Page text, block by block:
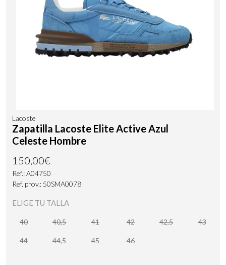
Lacoste
Zapatilla Lacoste Elite Active Azul
Celeste Hombre
150,00€
Ref.: A04750
Ref. prov.: 50SMA0078
ELIGE TU TALLA
40 40,5 41 42 42,5 43
44 44,5 45 46